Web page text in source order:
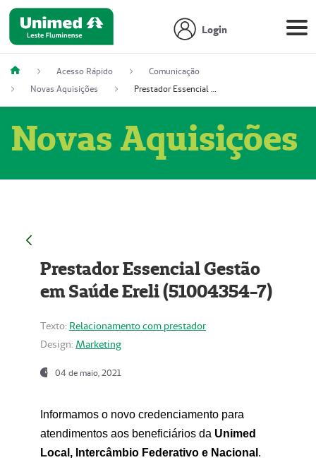
Login
Acesso Rápido
Comunicação
Novas Aquisições
Prestador Essencial Gestão em Saúde Ereli (51004354-7)
Novas Aquisições
Prestador Essencial Gestão
em Saúde Ereli (51004354-7)
Texto: Relacionamento com prestador
Design: Marketing
04 de maio, 2021
Informamos o novo credenciamento para
atendimentos aos beneficiários da Unimed
Local, Intercâmbio Federativo e Nacional .